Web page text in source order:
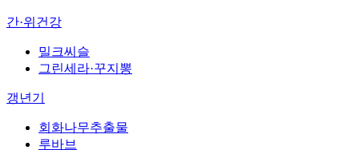
간·위건강
밀크씨슬
그린세라·꾸지뽕
갱년기
회화나무추출물
루바브